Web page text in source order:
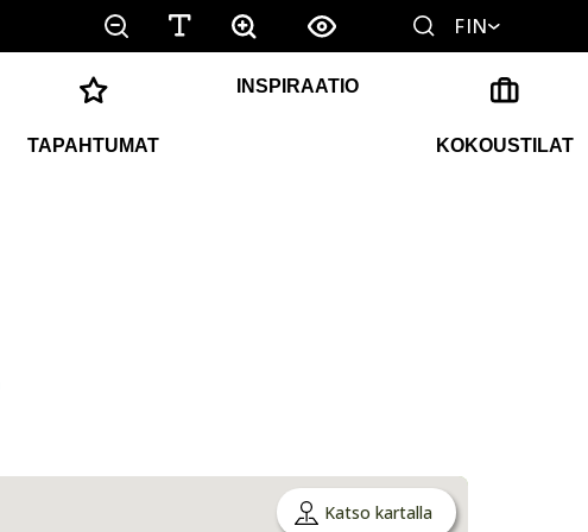
FIN
TAPAHTUMAT
INSPIRAATIO
KOKOUSTILAT
Katso kartalla